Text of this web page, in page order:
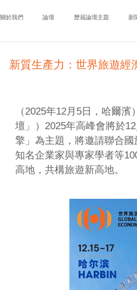
關於我們 論壇 歷屆論壇主題 新
新質生產力：世界旅遊經
（2025年12月5日，哈爾
壇」）2025年高峰會將於
擎」為主題，將邀請聯合
知名企業家與專家學者等
高地，共構旅遊新高地。